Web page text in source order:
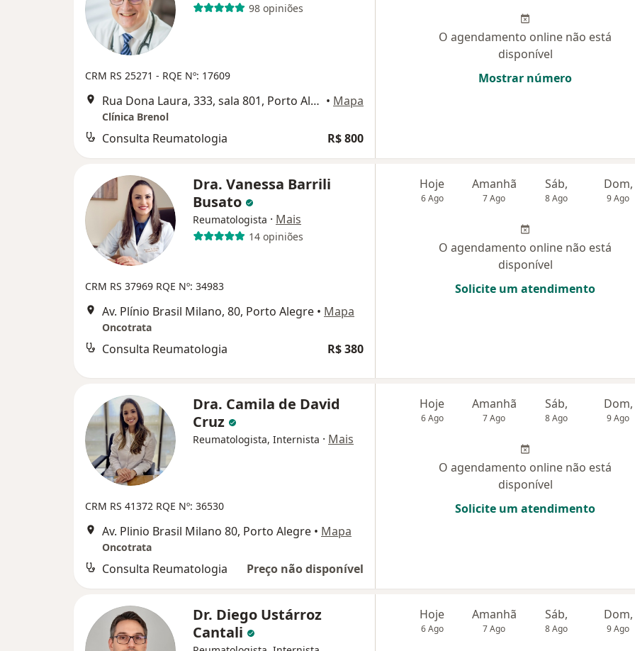
98 opiniões
CRM RS 25271 - RQE Nº: 17609
Rua Dona Laura, 333, sala 801, Porto Alegre • Mapa
Clínica Brenol
Consulta Reumatologia R$ 800
O agendamento online não está
disponível
Mostrar número
Dra. Vanessa Barrili
Busato
Reumatologista · Mais
14 opiniões
CRM RS 37969 RQE Nº: 34983
Av. Plínio Brasil Milano, 80, Porto Alegre • Mapa
Oncotrata
Consulta Reumatologia R$ 380
Hoje
6 Ago
Amanhã
7 Ago
Sáb,
8 Ago
Dom,
9 Ago
O agendamento online não está
disponível
Solicite um atendimento
Dra. Camila de David
Cruz
Reumatologista, Internista · Mais
CRM RS 41372 RQE Nº: 36530
Av. Plinio Brasil Milano 80, Porto Alegre • Mapa
Oncotrata
Consulta Reumatologia Preço não disponível
Hoje
6 Ago
Amanhã
7 Ago
Sáb,
8 Ago
Dom,
9 Ago
O agendamento online não está
disponível
Solicite um atendimento
Dr. Diego Ustárroz
Cantali
Hoje
6 Ago
Amanhã
7 Ago
Sáb,
8 Ago
Dom,
9 Ago